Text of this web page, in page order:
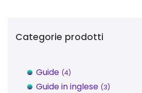
Categorie prodotti
Guide (4)
Guide in inglese (3)